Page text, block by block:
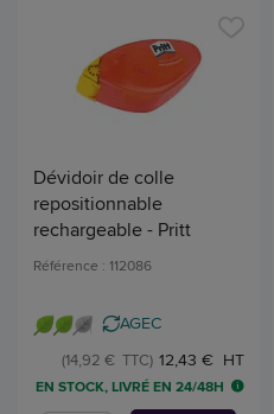
Dévidoir de colle
repositionnable
rechargeable - Pritt
Référence : 112086
AGEC
12,43 € HT
(14,92 € TTC)
EN STOCK, LIVRÉ EN 24/48H